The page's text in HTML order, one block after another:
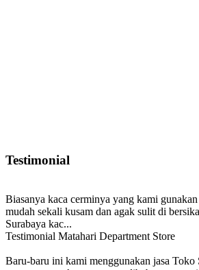
Testimonial
Biasanya kaca cerminya yang kami
mudah sekali kusam dan agak sulit di
Surabaya kac...
Testimonial Matahari Department Store
Baru-baru ini kami menggunakan jasa Toko